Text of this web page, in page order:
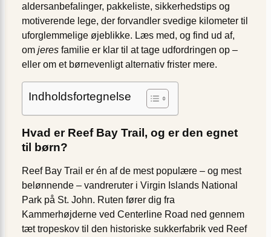
aldersanbefalinger, pakkeliste, sikkerhedstips og
motiverende lege, der forvandler svedige kilometer til
uforglemmelige øjeblikke. Læs med, og find ud af,
om jeres familie er klar til at tage udfordringen op –
eller om et børnevenligt alternativ frister mere.
Indholdsfortegnelse
Hvad er Reef Bay Trail, og er den egnet
til børn?
Reef Bay Trail er én af de mest populære – og mest
belønnende – vandreruter i Virgin Islands National
Park på St. John. Ruten fører dig fra
Kammerhøjderne ved Centerline Road ned gennem
tæt tropeskov til den historiske sukkerfabrik ved Reef